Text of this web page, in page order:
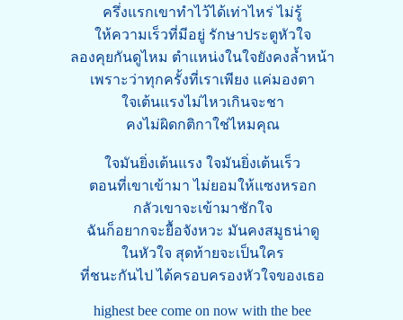
ครึ่งแรกเขาทำไว้ได้เท่าไหร่ ไม่รู้
ให้ความเร็วที่มีอยู่ รักษาประตูหัวใจ
ลองคุยกันดูไหม ตำแหน่งในใจยังคงล้ำหน้า
เพราะว่าทุกครั้งที่เราเพียง แค่มองตา
ใจเต้นแรงไม่ไหวเกินจะชา
คงไม่ผิดกติกาใช่ไหมคุณ
ใจมันยิ่งเต้นแรง ใจมันยิ่งเต้นเร็ว
ตอนที่เขาเข้ามา ไม่ยอมให้แซงหรอก
กลัวเขาจะเข้ามาชักใจ
ฉันก็อยากจะยื้อจังหวะ มันคงสมูธน่าดู
ในหัวใจ สุดท้ายจะเป็นใคร
ที่ชนะกันไป ได้ครอบครองหัวใจของเธอ
highest bee come on now with the bee